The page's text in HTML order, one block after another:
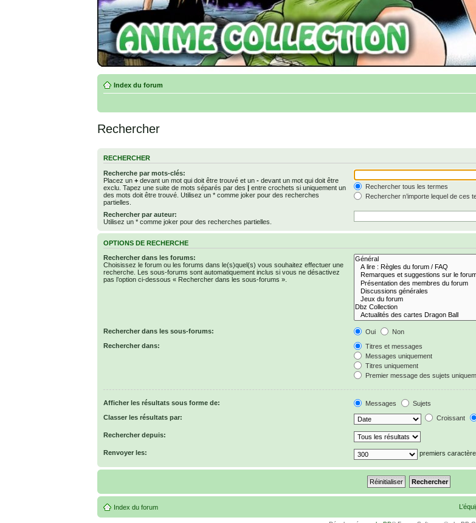
Index du forum
Rechercher
RECHERCHER
Recherche par mots-clés:
Placez un + devant un mot qui doit être trouvé et un - devant un mot qui doit être
exclu. Tapez une suite de mots séparés par des | entre crochets si uniquement un
des mots doit être trouvé. Utilisez un * comme joker pour des recherches
partielles.
Rechercher tous les termes
Rechercher n’importe lequel de ces
Rechercher par auteur:
Utilisez un * comme joker pour des recherches partielles.
OPTIONS DE RECHERCHE
Rechercher dans les forums:
Choisissez le forum ou les forums dans le(s)quel(s) vous souhaitez effectuer une
recherche. Les sous-forums sont automatiquement inclus si vous ne désactivez
pas l’option ci-dessous « Rechercher dans les sous-forums ».
Rechercher dans les sous-forums: Oui
Non
Rechercher dans:
Titres et messages
Messages uniquement
Titres uniquement
Premier message des sujets
Afficher les résultats sous forme de: Messages
Sujets
Classer les résultats par:
Croissant
Rechercher depuis:
Renvoyer les: premiers
Index du forum